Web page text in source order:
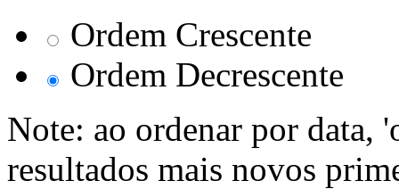
Ordem Crescente
Ordem Decrescente
Note: ao ordenar por data,
resultados mais novos